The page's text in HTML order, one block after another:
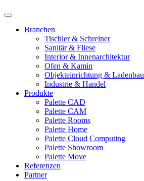
Branchen
Tischler & Schreiner
Sanitär & Fliese
Interior & Innenarchitektur
Ofen & Kamin
Objekteinrichtung & Ladenbau
Industrie & Handel
Produkte
Palette CAD
Palette CAM
Palette Rooms
Palette Home
Palette Cloud Computing
Palette Showroom
Palette Move
Referenzen
Partner